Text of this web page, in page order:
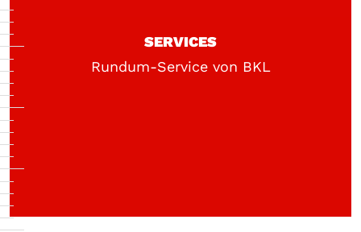
SERVICES
Rundum-Service von BKL